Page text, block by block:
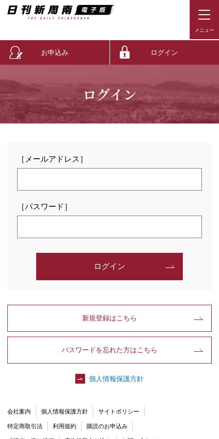
お申込み ログイン
ログイン
［メールアドレス］
［パスワード］
ログイン
新規登録はこちら
パスワードを忘れた方はこちら
個人情報保護方針
会社案内 個人情報保護方針 サイトポリシー
特定商取引法 利用規約 購読のお申込み